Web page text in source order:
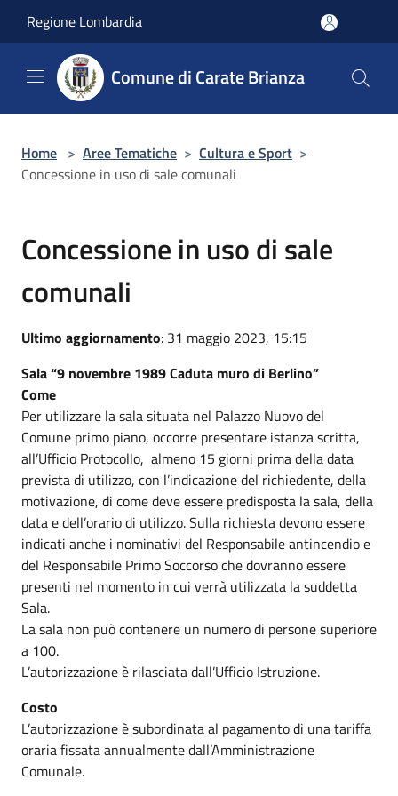
Regione Lombardia
Comune di Carate Brianza
Home > Aree Tematiche > Cultura e Sport >
Concessione in uso di sale comunali
Concessione in uso di sale
comunali
Ultimo aggiornamento: 31 maggio 2023, 15:15
Sala “9 novembre 1989 Caduta muro di Berlino”
Come
Per utilizzare la sala situata nel Palazzo Nuovo del
Comune primo piano, occorre presentare istanza scritta,
all’Ufficio Protocollo, almeno 15 giorni prima della data
prevista di utilizzo, con l’indicazione del richiedente, della
motivazione, di come deve essere predisposta la sala, della
data e dell’orario di utilizzo. Sulla richiesta devono essere
indicati anche i nominativi del Responsabile antincendio e
del Responsabile Primo Soccorso che dovranno essere
presenti nel momento in cui verrà utilizzata la suddetta
Sala.
La sala non può contenere un numero di persone superiore
a 100.
L’autorizzazione è rilasciata dall’Ufficio Istruzione.
Costo
L’autorizzazione è subordinata al pagamento di una tariffa
oraria fissata annualmente dall’Amministrazione
Comunale.